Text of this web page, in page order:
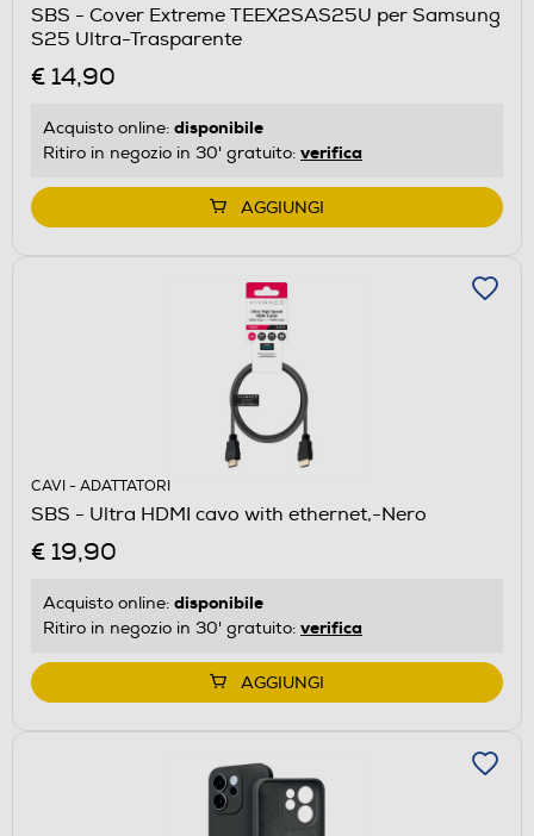
SBS - Cover Extreme TEEX2SAS25U per Samsung
S25 Ultra-Trasparente
€ 14,90
Acquisto online: disponibile
Ritiro in negozio in 30' gratuito: verifica
AGGIUNGI
CAVI - ADATTATORI
SBS - Ultra HDMI cavo with ethernet,-Nero
€ 19,90
Acquisto online: disponibile
Ritiro in negozio in 30' gratuito: verifica
AGGIUNGI